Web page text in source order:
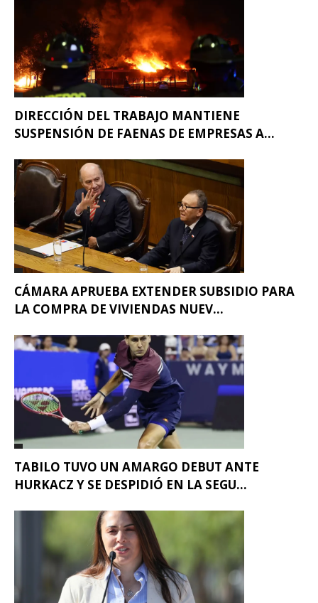
DIRECCIÓN DEL TRABAJO MANTIENE
SUSPENSIÓN DE FAENAS DE EMPRESAS A...
CÁMARA APRUEBA EXTENDER SUBSIDIO PARA
LA COMPRA DE VIVIENDAS NUEV...
TABILO TUVO UN AMARGO DEBUT ANTE
HURKACZ Y SE DESPIDIÓ EN LA SEGU...